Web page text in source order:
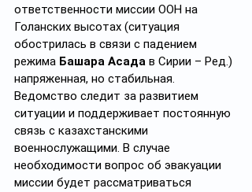
ответственности миссии ООН на
Голанских высотах (ситуация
обострилась в связи с падением
режима Башара Асада в Сирии – Ред.)
напряженная, но стабильная.
Ведомство следит за развитием
ситуации и поддерживает постоянную
связь с казахстанскими
военнослужащими. В случае
необходимости вопрос об эвакуации
миссии будет рассматриваться